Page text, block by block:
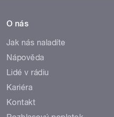
O nás
Jak nás naladíte
Nápověda
Lidé v rádiu
Kariéra
Kontakt